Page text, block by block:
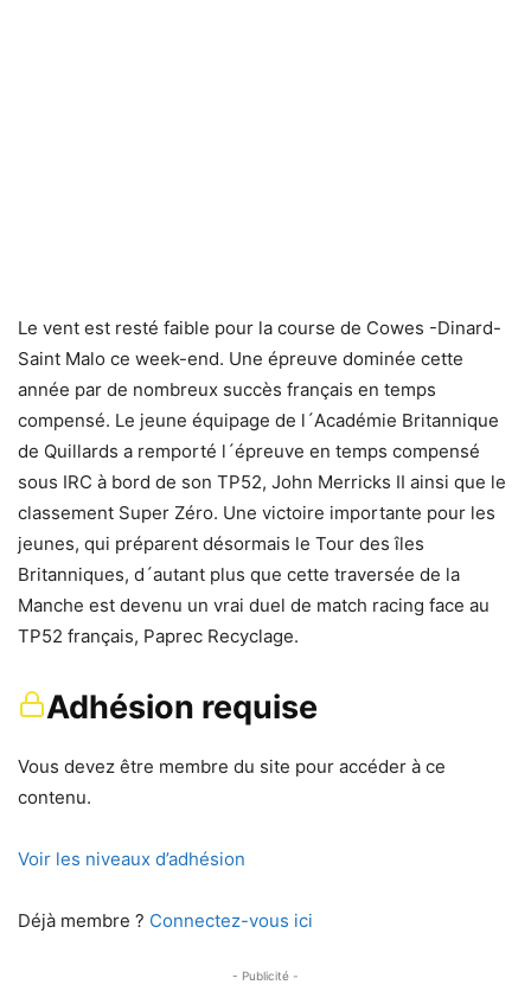
Le vent est resté faible pour la course de Cowes -Dinard-
Saint Malo ce week-end. Une épreuve dominée cette
année par de nombreux succès français en temps
compensé. Le jeune équipage de l´Académie Britannique
de Quillards a remporté l´épreuve en temps compensé
sous IRC à bord de son TP52, John Merricks II ainsi que le
classement Super Zéro. Une victoire importante pour les
jeunes, qui préparent désormais le Tour des îles
Britanniques, d´autant plus que cette traversée de la
Manche est devenu un vrai duel de match racing face au
TP52 français, Paprec Recyclage.
Adhésion requise
Vous devez être membre du site pour accéder à ce
contenu.
Voir les niveaux d’adhésion
Déjà membre ? Connectez-vous ici
- Publicité -